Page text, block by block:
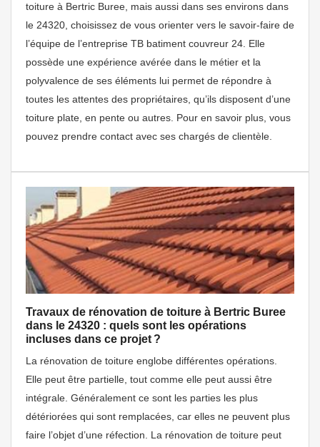
toiture à Bertric Buree, mais aussi dans ses environs dans
le 24320, choisissez de vous orienter vers le savoir-faire de
l’équipe de l’entreprise TB batiment couvreur 24. Elle
possède une expérience avérée dans le métier et la
polyvalence de ses éléments lui permet de répondre à
toutes les attentes des propriétaires, qu’ils disposent d’une
toiture plate, en pente ou autres. Pour en savoir plus, vous
pouvez prendre contact avec ses chargés de clientèle.
Travaux de rénovation de toiture à Bertric Buree
dans le 24320 : quels sont les opérations
incluses dans ce projet ?
La rénovation de toiture englobe différentes opérations.
Elle peut être partielle, tout comme elle peut aussi être
intégrale. Généralement ce sont les parties les plus
détériorées qui sont remplacées, car elles ne peuvent plus
faire l’objet d’une réfection. La rénovation de toiture peut